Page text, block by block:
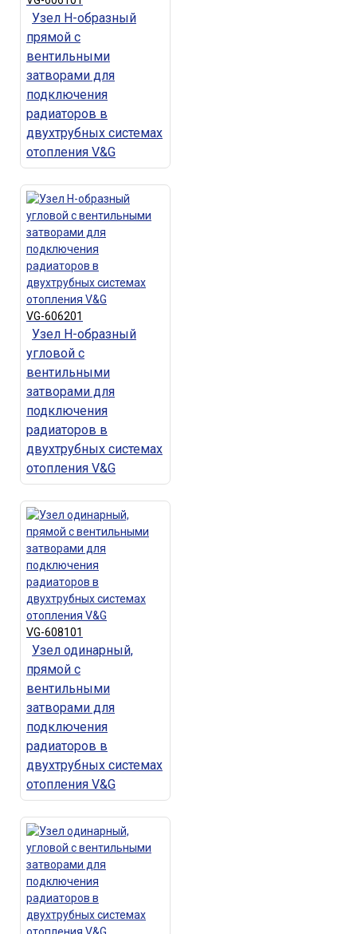
Узел Н-образный
прямой с
вентильными
затворами для
подключения
радиаторов в
двухтрубных системах
отопления V&G
VG-606201
Узел Н-образный
угловой с
вентильными
затворами для
подключения
радиаторов в
двухтрубных системах
отопления V&G
VG-608101
Узел одинарный,
прямой с
вентильными
затворами для
подключения
радиаторов в
двухтрубных системах
отопления V&G